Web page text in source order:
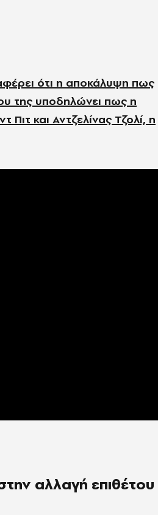
ότι η αποκάλυψη πως
της υποδηλώνει πως η
και Αντζελίνας Τζολί, η
αλλαγή επιθέτου